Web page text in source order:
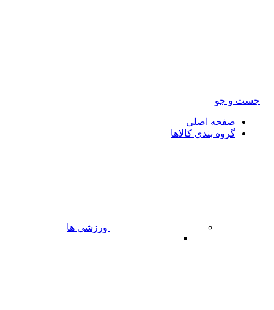
و جو
صفحه اصلی
گروه بندی کالاها
ورزشی ها